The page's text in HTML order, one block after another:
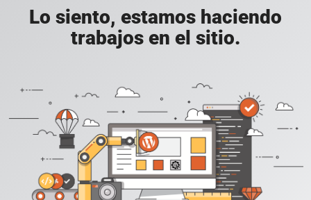
Lo siento, estamos haciendo
trabajos en el sitio.